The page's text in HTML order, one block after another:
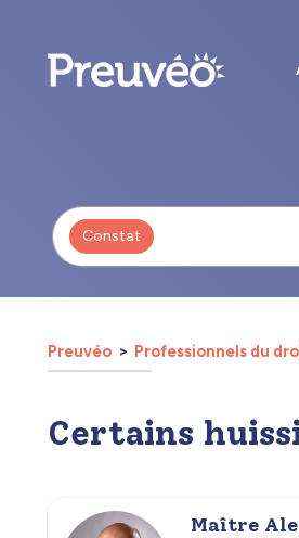
Constat
Preuvéo Professionnels du
Certains
Maître